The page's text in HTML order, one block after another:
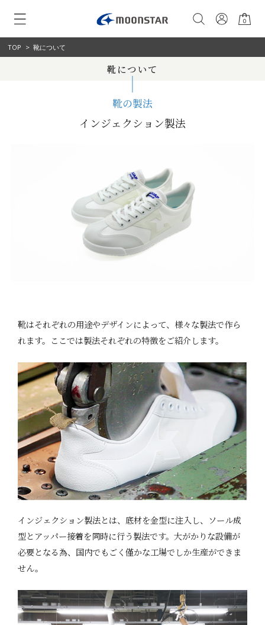
0
TOP > 靴について
靴について
靴の製法
インジェクション製法
靴はそれぞれの用途やデザインによって、様々な製法で作ら
れます。ここでは製法それぞれの特徴をご紹介します。
インジェクション製法とは、底材を金型に注入し、ソール成
型とアッパー接着を同時に行う製法です。大がかりな設備が
必要となる為、国内でもごく僅かな工場でしか生産ができま
せん。